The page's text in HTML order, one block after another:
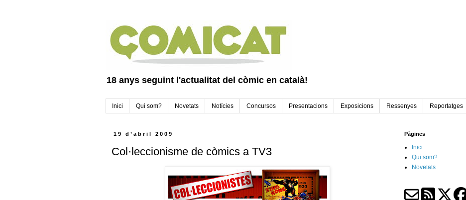
18 anys seguint l'actualitat del còmic en català!
Inici Qui som? Novetats Notícies Concursos Presentacions Exposicions Ressenyes Reportatges
19 d’abril 2009
Col·leccionisme de còmics a TV3
Pàgines
Inici
Qui som?
Novetats